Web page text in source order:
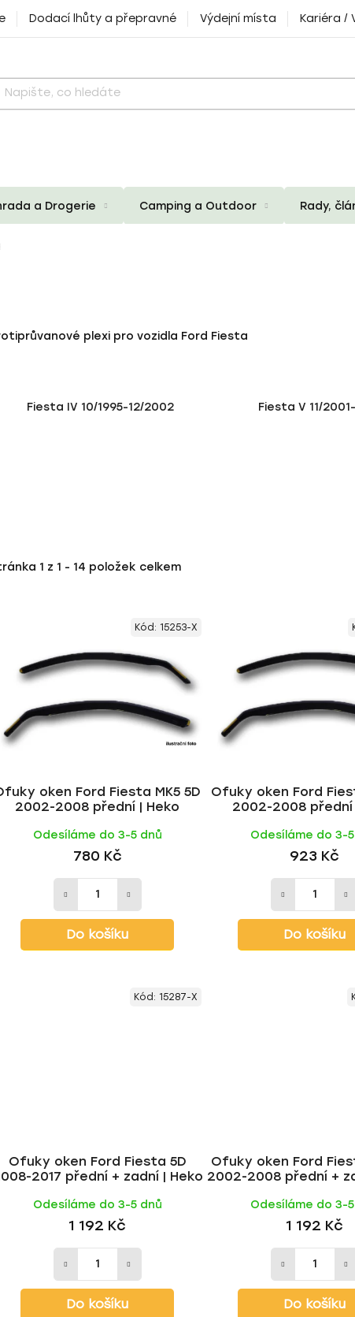
Dodací lhůty a přepravné Výdejní místa Kariéra /
a Drogerie Camping a Outdoor Rady,
plexi pro vozidla Ford Fiesta
Fiesta IV 10/1995-12/2002 Fiesta V 11/
1 z 1 - 14 položek celkem
oken Ford Fiesta MK5 5D
2002-2008 přední | Heko
Odesíláme do 3-5 dnů
780 Kč
Do košíku
Kód: 15253-X
Ofuky oken Ford
2002-2008 přední
Odesíláme do 3-
923 Kč
Do košíku
Ofuky oken Ford Fiesta 5D
2017 přední + zadní | Heko
Odesíláme do 3-5 dnů
1 192 Kč
Do košíku
Kód: 15287-X
Ofuky oken Ford
2002-2008 přední +
Odesíláme do 3-
1 192 Kč
Do košíku